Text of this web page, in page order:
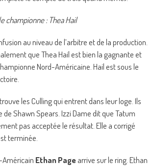
championne : Thea Hail
au niveau de l’arbitre et de la production.
que Thea Hail est bien la gagnante et
Nord-Américaine. Hail est sous le
les Culling qui entrent dans leur loge. Ils
Shawn Spears. Izzi Dame dit que Tatum
pas acceptée le résultat. Elle a corrigé
terminée.
Américain Ethan Pagearrive sur le ring. Ethan